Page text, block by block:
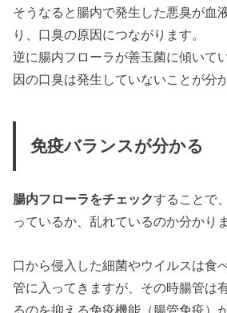
そうなると腸内で発生した悪臭が血
り、口臭の原因につながります。
逆に腸内フローラが善玉菌に傾いて
因の口臭は発生していないことが分
免疫バランスが分かる
腸内フローラをチェックすることで
っているか、乱れているのか分かりま
口から侵入した細菌やウイルスは食
管に入ってきますが、その時腸管は
るのを抑える免疫機能（腸管免疫）